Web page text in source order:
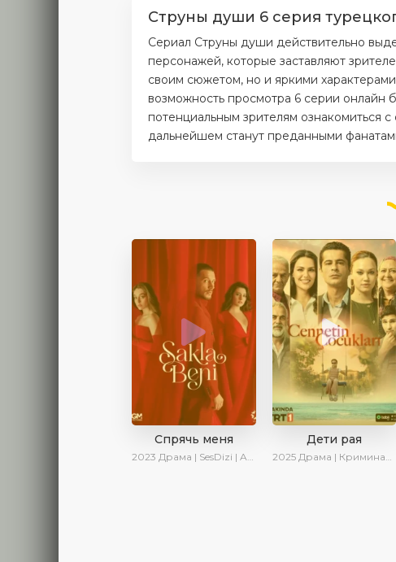
Струны души 6 серия
Сериал Струны души действительно
персонажей, которые заставляют
своим сюжетом, но и яркими
возможность просмотра 6 серии онлайн
потенциальным зрителям ознакомиться
дальнейшем станут преданными
Спрячь меня
2023 Драма | SesDizi | AveTurk | AlisaDirilis | Сериалы 2023
Дети рая
2025 Драма | Криминал | AlisaDirilis | Новинки | Сериалы 2025